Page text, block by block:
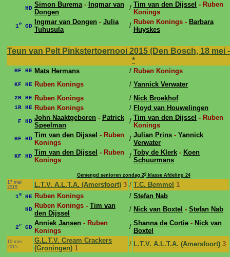
HD Simon Burema- Ingmar van
Dongen
/ Tim van den Dijssel - Ruben
Konings
1e GD
Ingmar van Dongen - Julia
Tuhusula
/ Ruben Konings - Barbara
Huyskes
Teun van Pelt Pinkstertoernooi 2015 (Den Bosch, 18 mei
*
HF HE Mats Hermans / Ruben Konings
KF HE Ruben Konings / Yannick Verwater
2R HE Ruben Konings / Nick Broekhof
1R HE Ruben Konings / Floyd van Houwelingen
F HD John Naaktgeboren - Patrick
Speelman
/ Tim van den Dijssel - Ruben
Konings
HF HD Tim van den Dijssel - Ruben
Konings
/ Julian Prins - Yannick
Verwater
KF HD Tim van den Dijssel - Ruben
Konings
/ Toby de Klerk - Koen
Schuurmans
Gemengd senioren zondag 2eklasse Afdeling 24
17 mei
2015
L.T.V. A.L.T.A. (Amersfoort) 3 / T.C. Bemmel 1
1e HE Ruben Konings / Stefan Nab
HD Ruben Konings - Tim van
den Dijssel
/ Nick van Boxtel - Stefan Nab
2e GD
Anniek Jansen - Ruben
Konings
/ Shanna de Cortie - Nick van
Boxtel
10 mei
2015
G.L.T.V. Cream Crackers
(Groningen) 1
/ L.T.V. A.L.T.A. (Amersfoort) 3